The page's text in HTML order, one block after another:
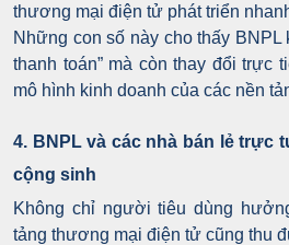
thương mại điện tử phát triển
Những con số này cho thấy BNPL
thanh toán” mà còn thay đổi trực
mô hình kinh doanh của các nền
4. BNPL và các nhà bán lẻ trực
cộng sinh
Không chỉ người tiêu dùng
tảng thương mại điện tử cũng thu